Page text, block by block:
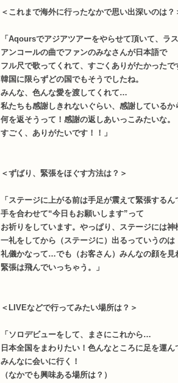
＜これまで海外に行ったなかで思い出深いのは？
「Aqoursでアジアツアーをやらせて頂いて、ラス
アンコールの曲でファンのみなさんが日本語で
フル尺で歌ってくれて、すごくありがたかったで
韓国に限らずどの国でもそうでしたね。
みんな、色んな愛を渡してくれて…
私たちも感謝しきれないぐらい、感謝しているか
何を返そうって！感謝の返しあいっこみたいな。
すごく、ありがたいです！！」
＜ずばり、緊張をほぐす方法は？＞
「ステージに上がる前は手足が震えて緊張するん
手を合わせて“今日もお願いします”って
お祈りをしています。やっぱり、ステージには神
一礼をしてから（ステージに）出るっていうのは
礼儀かなって…でも（お客さん）みんなの顔を見
緊張は飛んでいっちゃう。」
＜LIVEなどで行ってみたい場所は？＞
「ソロデビューをして、まさにこれから…
日本全国をまわりたい！色んなところに足を運ん
みんなに会いに行く！
（なかでも興味ある場所は？）